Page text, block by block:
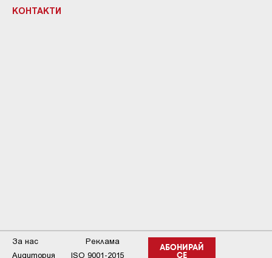
КОНТАКТИ
АБОНИРАЙ
СЕ
За нас
Реклама
Аудитория
ISO 9001-2015